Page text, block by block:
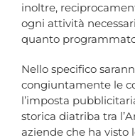
inoltre,
ogni attività
quanto
Nello specifico
congiuntamente le
l’imposta
storica diatriba tra
aziende che ha visto